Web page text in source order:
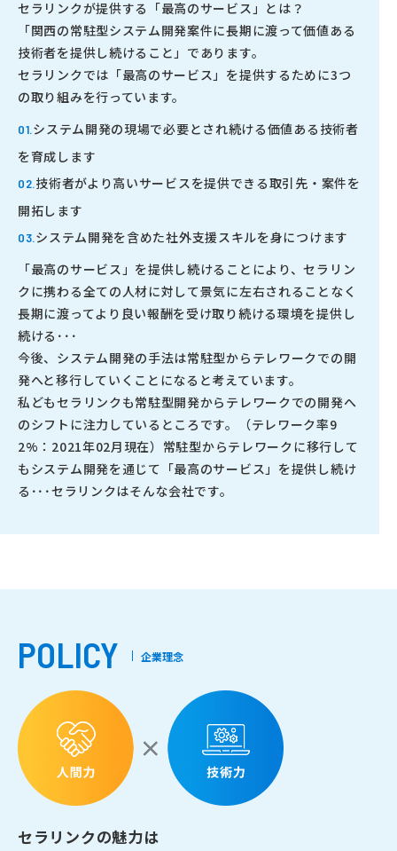
セラリンクが提供する「最高のサービス」とは？
「関西の常駐型システム開発案件に長期に渡って価値ある
技術者を提供し続けること」であります。
セラリンクでは「最高のサービス」を提供するために3つ
の取り組みを行っています。
01.システム開発の現場で必要とされ続ける価値ある技術者
を育成します
02.技術者がより高いサービスを提供できる取引先・案件を
開拓します
03.システム開発を含めた社外支援スキルを身につけます
「最高のサービス」を提供し続けることにより、セラリン
クに携わる全ての人材に対して景気に左右されることなく
長期に渡ってより良い報酬を受け取り続ける環境を提供し
続ける･･･
今後、システム開発の手法は常駐型からテレワークでの開
発へと移行していくことになると考えています。
私どもセラリンクも常駐型開発からテレワークでの開発へ
のシフトに注力しているところです。（テレワーク率9
2%：2021年02月現在）常駐型からテレワークに移行して
もシステム開発を通じて「最高のサービス」を提供し続け
る･･･セラリンクはそんな会社です。
POLICY 企業理念
セラリンクの魅力は